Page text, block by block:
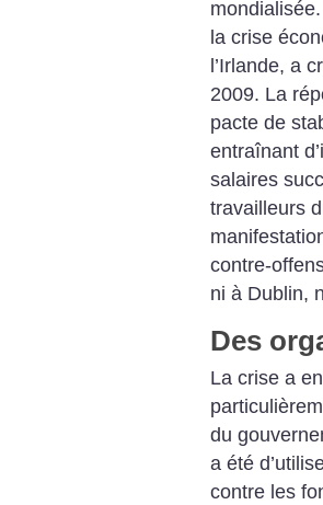
la crise
l’Irlande, a
2009. La
pacte de
entraînant
salaires
travailleurs
contre-
ni à Dublin,
Des
La crise a
du
a été
contre les